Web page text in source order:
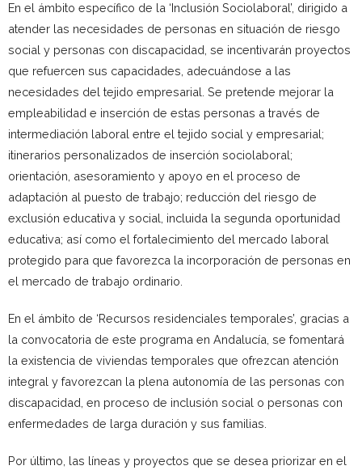
En el ámbito específico de la ‘Inclusión Sociolaboral’, dirigido a
atender las necesidades de personas en situación de riesgo
social y personas con discapacidad, se incentivarán proyectos
que refuercen sus capacidades, adecuándose a las
necesidades del tejido empresarial. Se pretende mejorar la
empleabilidad e inserción de estas personas a través de
intermediación laboral entre el tejido social y empresarial;
itinerarios personalizados de inserción sociolaboral;
orientación, asesoramiento y apoyo en el proceso de
adaptación al puesto de trabajo; reducción del riesgo de
exclusión educativa y social, incluida la segunda oportunidad
educativa; así como el fortalecimiento del mercado laboral
protegido para que favorezca la incorporación de personas en
el mercado de trabajo ordinario.
En el ámbito de ‘Recursos residenciales temporales’, gracias a
la convocatoria de este programa en Andalucía, se fomentará
la existencia de viviendas temporales que ofrezcan atención
integral y favorezcan la plena autonomía de las personas con
discapacidad, en proceso de inclusión social o personas con
enfermedades de larga duración y sus familias.
Por último, las líneas y proyectos que se desea priorizar en el